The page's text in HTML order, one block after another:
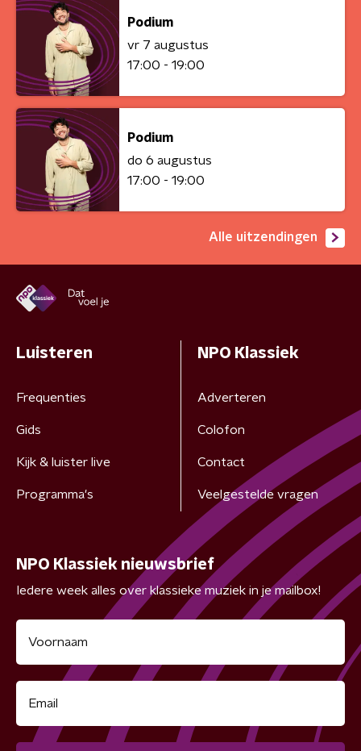
Podium
vr 7 augustus
17:00 - 19:00
Podium
do 6 augustus
17:00 - 19:00
Alle uitzendingen
Luisteren
Frequenties
Gids
Kijk & luister live
Programma's
NPO Klassiek
Adverteren
Colofon
Contact
Veelgestelde vragen
NPO Klassiek nieuwsbrief
Iedere week alles over klassieke muziek in je mailbox!